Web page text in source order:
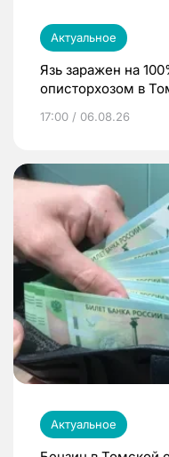
Актуальное
Язь заражен на
описторхозом в
17:00 / 06.08.26
Актуальное